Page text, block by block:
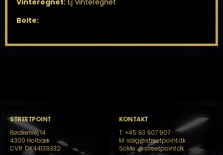
Vinteregnet:Ej Vinteregnet
Bolte:
STREETPOINT
Bødkervej 14
4300 Holbæk
CVR: DK44139332
KONTAKT
T: +45 93 907 907
M: salg@streetpoint.dk
SoMe:@streetpoint.dk